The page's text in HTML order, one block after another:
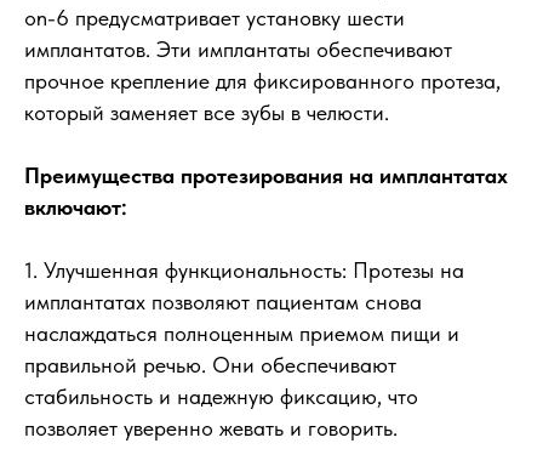
on-6 предусматривает установку шести
имплантатов. Эти имплантаты обеспечивают
прочное крепление для фиксированного протеза,
который заменяет все зубы в челюсти.
Преимущества протезирования на имплантатах
включают:
1. Улучшенная функциональность: Протезы на
имплантатах позволяют пациентам снова
наслаждаться полноценным приемом пищи и
правильной речью. Они обеспечивают
стабильность и надежную фиксацию, что
позволяет уверенно жевать и говорить.